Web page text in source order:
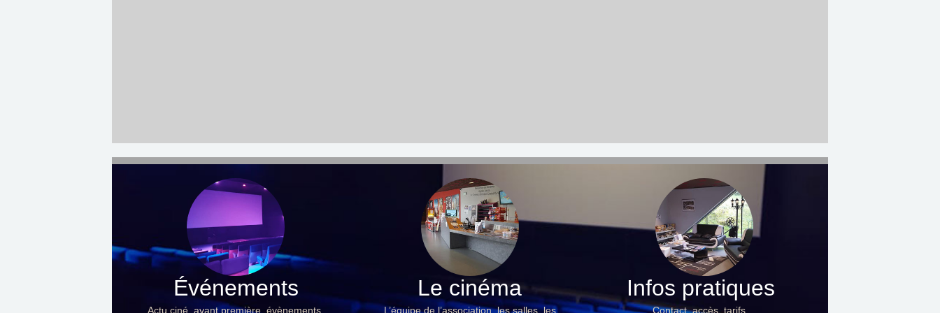
Événements
Actu ciné, avant première, évènements,
Le cinéma
L’équipe de l’association, les salles, les
Infos pratiques
Contact, accès, tarifs…